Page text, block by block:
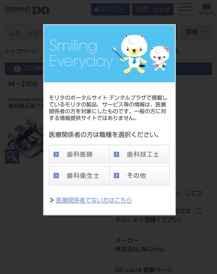
モリタのポータルサイト デンタルプラザで掲載し
ているモリタの製品、サービス等の情報は、医療
関係者の方を対象にしたものです。一般の方に対
する情報提供サイトではありません。
医療関係者の方は職種を選択ください。
≫ 医療関係者でない方はこちら
ログイン お問い合わせ
メニュー
詳細
トップページ M－2300 シナジィー ブラケット ロス 10入
この商品に関するお問い合わせ
M－2300 シナジィー ブラケット ロス 10入
Orthodontic Attachment
歯列矯正用アタッチメント
2068603902300
JAN/EANコード
標準価格
ログイン
』してご
覧ください。
ネット会員登録がまだの方は『
こ
ちら
』より登録ください。
メーカー
株式会社JM Ortho
DO vol.26 掲載ページ